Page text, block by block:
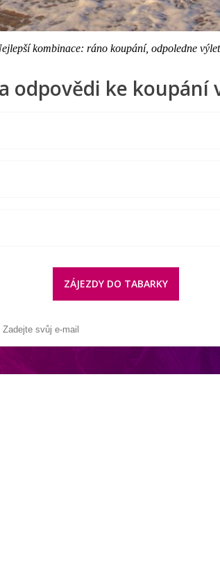
kombinace: ráno koupání, odpoledne
odpovědi ke koupání
ZÁJEZDY DO TABARKY